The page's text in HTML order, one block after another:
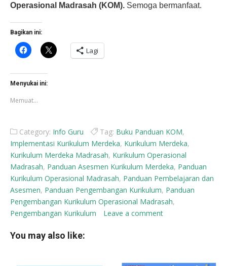
Operasional Madrasah (KOM). Semoga bermanfaat.
Bagikan ini:
Klik
untuk
Facebook(Membuka
di
jendela
baru)
Klik
untuk
berbagi
Lagi
Menyukai ini:
Memuat...
Category: Info Guru Tag: Buku Panduan KOM,
Implementasi Kurikulum Merdeka, Kurikulum Merdeka,
Kurikulum Merdeka Madrasah, Kurikulum Operasional
Madrasah, Panduan Asesmen Kurikulum Merdeka, Panduan
Kurikulum Operasional Madrasah, Panduan Pembelajaran dan
Asesmen, Panduan Pengembangan Kurikulum, Panduan
Pengembangan Kurikulum Operasional Madrasah,
Pengembangan Kurikulum
Leave a comment
You may also like: